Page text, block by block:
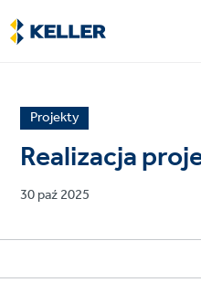
Skip
to
main
News
article
category
Projekty
Realizacja
Published
30 paź 2025